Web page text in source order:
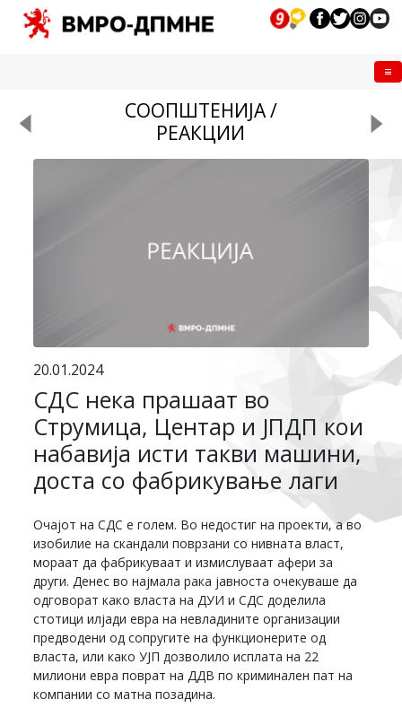
СООПШТЕНИЈА /
РЕАКЦИИ
20.01.2024
СДС нека прашаат во
Струмица, Центар и ЈПДП кои
набавија исти такви машини,
доста со фабрикување лаги
Очајот на СДС е голем. Во недостиг на проекти, а во
изобилие на скандали поврзани со нивната власт,
мораат да фабрикуваат и измислуваат афери за
други. Денес во најмала рака јавноста очекуваше да
одговорат како власта на ДУИ и СДС доделила
стотици илјади евра на невладините организации
предводени од сопругите на функционерите од
власта, или како УЈП дозволило исплата на 22
милиони евра поврат на ДДВ по криминален пат на
компании со матна позадина.